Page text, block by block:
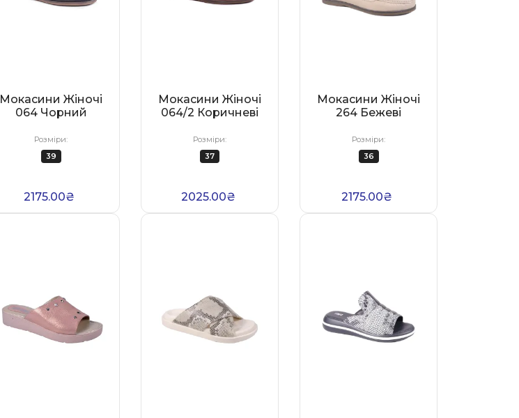
Мокасини Жіночі
064 Чорний
Розміри:
39
2175.00₴
Мокасини Жіночі
064/2 Коричневі
Розміри:
37
2025.00₴
Мокасини Жіночі
264 Бежеві
Розміри:
36
2175.00₴